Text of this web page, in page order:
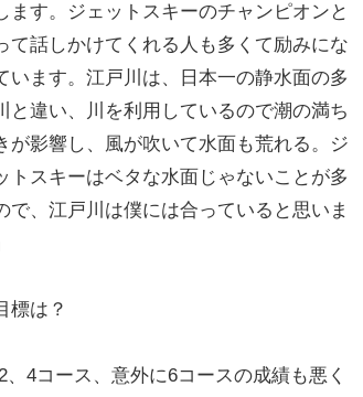
ます。ジェットスキーのチャンピオンと
て話しかけてくれる人も多くて励みにな
います。江戸川は、日本一の静水面の多
と違い、川を利用しているので潮の満ち
が影響し、風が吹いて水面も荒れる。ジ
トスキーはベタな水面じゃないことが多
で、江戸川は僕には合っていると思いま
標は？
4コース、意外に6コースの成績も悪く